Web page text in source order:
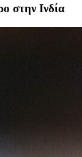
στην Ινδία